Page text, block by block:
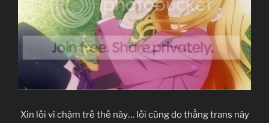
Xin lỗi vì chậm trễ thế này… lỗi cũng do thằng trans này